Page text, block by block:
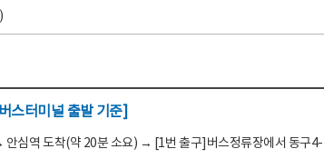
스터미널 출발 기준]
심역 도착(약 20분 소요) → [1번 출구]버스정류장에서 동구